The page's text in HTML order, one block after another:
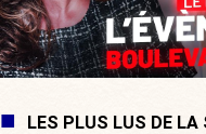
LES PLUS LUS DE LA